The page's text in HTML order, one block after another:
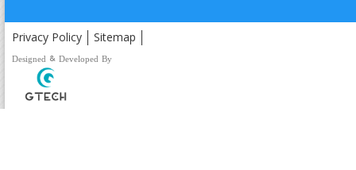
Privacy Policy Sitemap
Designed & Developed By